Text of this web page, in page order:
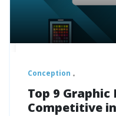
Conception
Top 9 Graphic
Competitive